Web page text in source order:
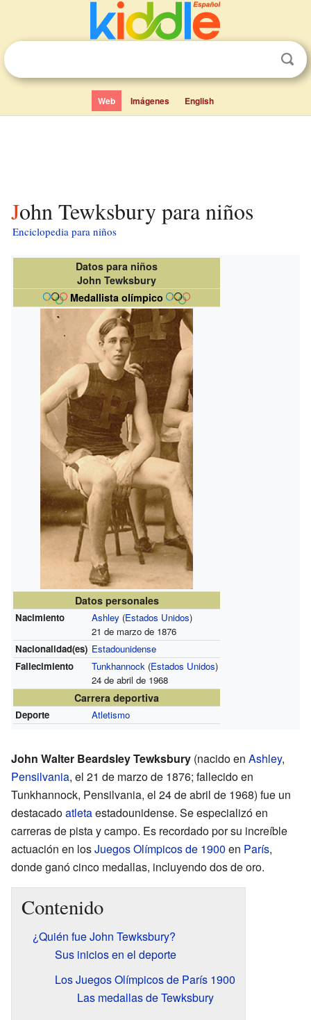
Web Imágenes English
John Tewksbury para niños
Enciclopedia para niños
Datos para niños
John Tewksbury
Medallista olímpico
Datos personales
Nacimiento Ashley(Estados Unidos)
21 de marzo de 1876
Nacionalidad(es) Estadounidense
Fallecimiento
Tunkhannock (Estados Unidos)
24 de abril de 1968
Carrera deportiva
Deporte Atletismo
John Walter Beardsley Tewksbury (nacido en Ashley,
Pensilvania, el 21 de marzo de 1876; fallecido en
Tunkhannock, Pensilvania, el 24 de abril de 1968) fue un
destacadoatletaestadounidense. Se especializó en
carreras de pista y campo. Es recordado por su increíble
actuación en losJuegos Olímpicos de 1900 en París,
donde ganó cinco medallas, incluyendo dos de oro.
Contenido
¿Quién fue John Tewksbury?
Sus inicios en el deporte
Los Juegos Olímpicos de París 1900
Las medallas de Tewksbury